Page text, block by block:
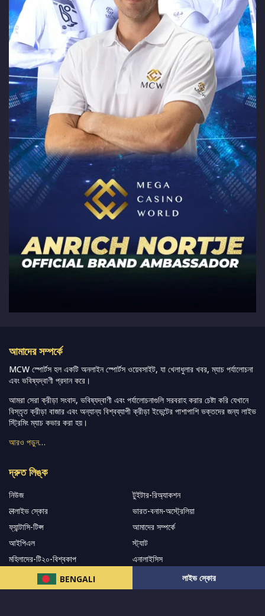
BENGALI লাইভ স্কোর
আমাদের সম্পর্কে
MCW স্পোর্টস হল একটি অনলাইন স্পোর্টস ওয়েবসাইট, যা খেলাধুলার খবর, ম্যাচ পর্যালোচনা
এবং ভবিষ্যদ্বাণী প্রদান করে।
আমরা সেরা ক্রীড়া সংবাদ, ভবিষ্যদ্বাণী এবং পর্যালোচনাগুলি সরবরাহ করার চেষ্টা করি যেখানে
বিস্তৃত ক্রীড়া বাজার এবং অন্যান্য বিশ্বব্যাপী ক্রীড়া ইভেন্টের পাশাপাশি ভক্তদের জন্য লাইভ
স্ট্রিমিং ম্যাচ কভার করা হয়।
আরও পড়ুন…
দ্রুত লিঙ্ক
নিউজ
টুইটার-রিঅ্যাকশন
लলাইভ স্কোর
ভারত-বনাম-অস্ট্রেলিয়া
ফ্যান্টাসি-টিপ্স
আমাদের সম্পর্কে
আইপিএল
স্ট্যাট
মহিলাদের-টি২০-বিশ্বকাপ
এনালাইসিস